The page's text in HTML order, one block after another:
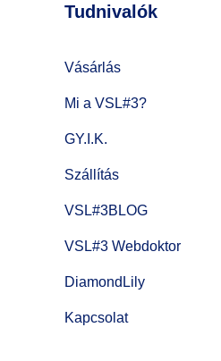
Tudnivalók
Vásárlás
Mi a VSL#3?
GY.I.K.
Szállítás
VSL#3BLOG
VSL#3 Webdoktor
DiamondLily
Kapcsolat